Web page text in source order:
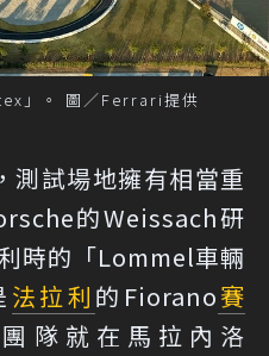
」。 圖／Ferrari提供
測試場地擁有相當重
的Weissach研
時的「Lommel車輛
法拉利 的Fiorano賽
團隊就在馬拉內洛